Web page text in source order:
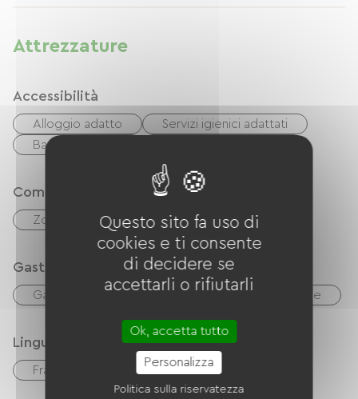
profitez du silence et d'un lit confortable pour
Vélo en sécurité
De quoi se rafraîchir et recharger les batteries (
les vôtres er celles du téléphone !)
Que vous soyez en grande aventure ou en
escapade de quelques jours, notre cabane est
une étape idéale sur votre route.
Vous êtes les bienvenus.
Attrezzature
Accessibilità
Alloggio adatto
Servizi igienici adattati
Bagno adattato
Comfort
Zona pranzo all'aperto
Gastronomia
Gastronomia Microonde
Lingue
Français inglese
Questo sito fa uso di
cookies e ti consente
di decidere se
accettarli o rifiutarli
Ok, accetta tutto
Personalizza
Politica sulla riservatezza